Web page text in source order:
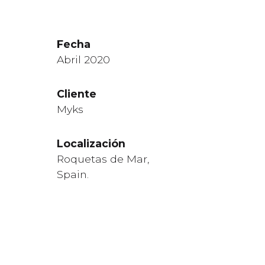
Fecha
Abril 2020
Cliente
Myks
Localización
Roquetas de Mar,
Spain.